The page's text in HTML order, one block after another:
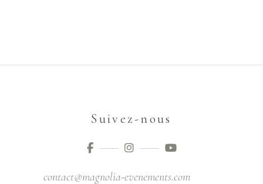
Suivez-nous
contact@magnolia-evenements.com